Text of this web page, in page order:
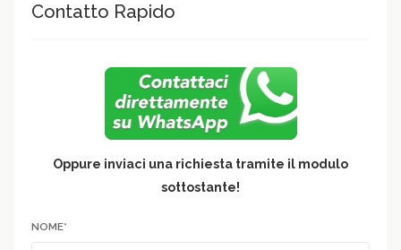
Contatto Rapido
Oppure inviaci una richiesta tramite il modulo
sottostante!
NOME*